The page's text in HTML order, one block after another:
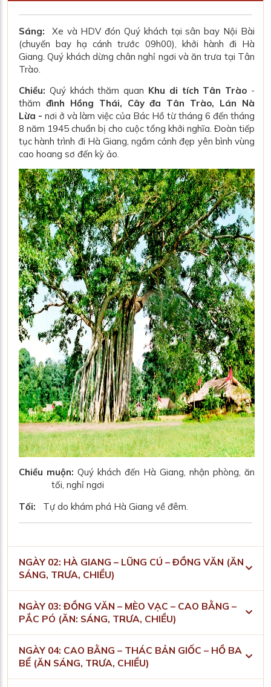
Sáng: Xe và HDV đón Quý khách tại sân bay Nội Bài
(chuyến bay hạ cánh trước 09h00), khởi hành đi Hà
Giang. Quý khách dừng chân nghỉ ngơi và ăn trưa tại Tân
Trào.
Chiều: Quý khách thăm quan Khu di tích Tân Trào -
thăm đình Hồng Thái, Cây đa Tân Trào, Lán Nà
Lừa - nơi ở và làm việc của Bác Hồ từ tháng 6 đến tháng
8 năm 1945 chuẩn bị cho cuộc tổng khởi nghĩa. Đoàn tiếp
tục hành trình đi Hà Giang, ngắm cảnh đẹp yên bình vùng
cao hoang sơ đến kỳ ảo.
Chiều muộn: Quý khách đến Hà Giang, nhận phòng, ăn
tối, nghỉ ngơi
Tối: Tự do khám phá Hà Giang về đêm.
NGÀY 02: HÀ GIANG – LŨNG CÚ – ĐỒNG VĂN (ĂN
SÁNG, TRƯA, CHIỀU)
NGÀY 03: ĐỒNG VĂN – MÈO VẠC – CAO BẰNG –
PẮC PÓ (ĂN: SÁNG, TRƯA, CHIỀU)
NGÀY 04: CAO BẰNG – THÁC BẢN GIỐC – HỒ BA
BỂ (ĂN SÁNG, TRƯA, CHIỀU)